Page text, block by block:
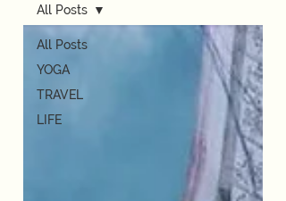
All Posts
YOGA
TRAVEL
LIFE
All Posts